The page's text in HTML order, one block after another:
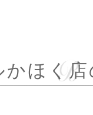
かほく